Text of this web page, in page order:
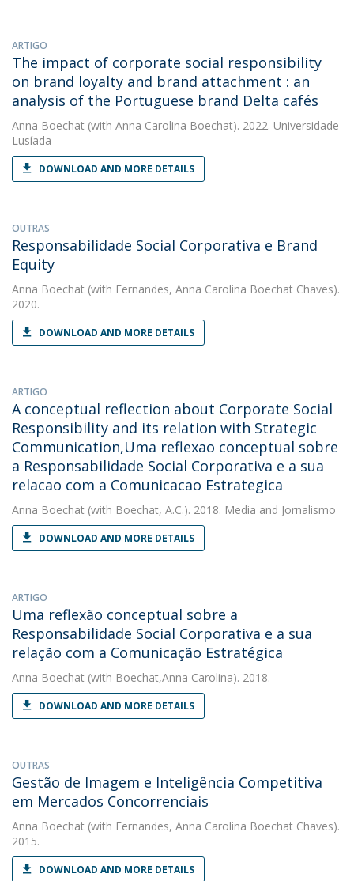
ARTIGO
The impact of corporate social responsibility
on brand loyalty and brand attachment : an
analysis of the Portuguese brand Delta cafés
Anna Boechat (with Anna Carolina Boechat). 2022. Universidade
Lusíada
DOWNLOAD AND MORE DETAILS
OUTRAS
Responsabilidade Social Corporativa e Brand
Equity
Anna Boechat (with Fernandes, Anna Carolina Boechat Chaves).
2020.
DOWNLOAD AND MORE DETAILS
ARTIGO
A conceptual reflection about Corporate Social
Responsibility and its relation with Strategic
Communication,Uma reflexao conceptual sobre
a Responsabilidade Social Corporativa e a sua
relacao com a Comunicacao Estrategica
Anna Boechat (with Boechat, A.C.). 2018. Media and Jornalismo
DOWNLOAD AND MORE DETAILS
ARTIGO
Uma reflexão conceptual sobre a
Responsabilidade Social Corporativa e a sua
relação com a Comunicação Estratégica
Anna Boechat (with Boechat,Anna Carolina). 2018.
DOWNLOAD AND MORE DETAILS
OUTRAS
Gestão de Imagem e Inteligência Competitiva
em Mercados Concorrenciais
Anna Boechat (with Fernandes, Anna Carolina Boechat Chaves).
2015.
DOWNLOAD AND MORE DETAILS